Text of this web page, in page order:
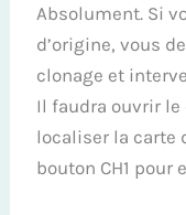
Absolument. Si
d’origine, vous
clonage et
Il faudra ouvrir
localiser la carte
bouton CH1 pour